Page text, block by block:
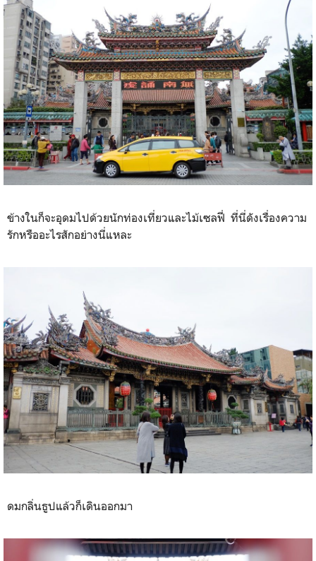
ข้างในก็จะอุดมไปด้วยนักท่องเที่ยวและไม้เซลฟี่ ที่นี่ดังเรื่องความ
รักหรืออะไรสักอย่างนี่แหละ
ดมกลิ่นธูปแล้วก็เดินออกมา